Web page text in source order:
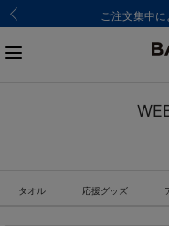
ご注文集中
タオル 応援グッズ